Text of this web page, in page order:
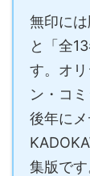
無印に
と「全
す。オ
ン・コ
後年に
集版で